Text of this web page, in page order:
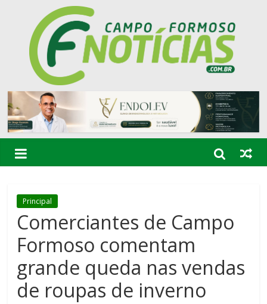
Principal
Comerciantes de Campo
Formoso comentam
grande queda nas vendas
de roupas de inverno